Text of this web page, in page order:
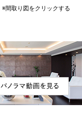
※間取り図をクリックする